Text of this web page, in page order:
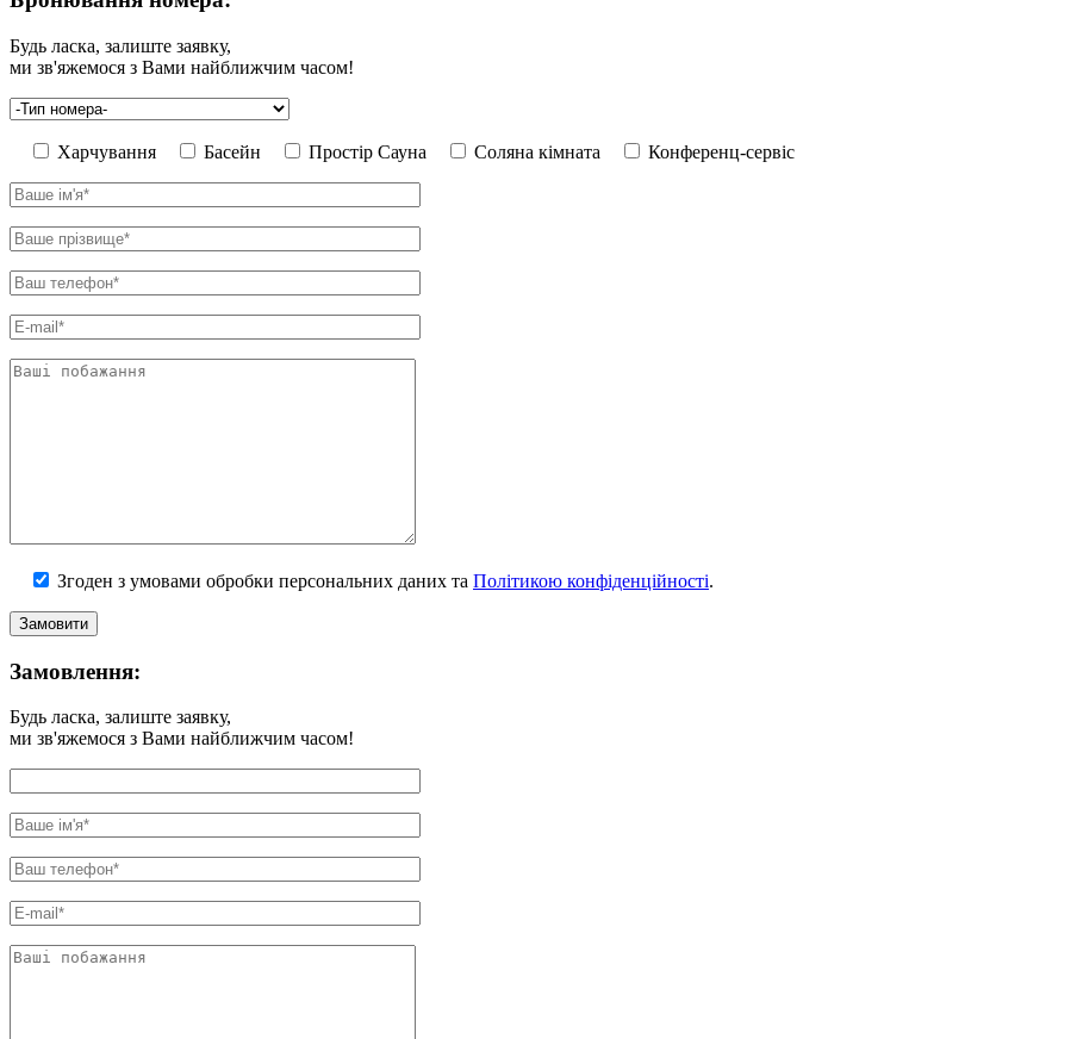
Будь ласка, залиште заявку,
ми зв'яжемося з Вами найближчим часом!
Харчування Басейн Простір Сауна Соляна кімната Конференц-сервіс
Згоден з умовами обробки персональних даних та Політикою конфіденційності.
Замовлення:
Будь ласка, залиште заявку,
ми зв'яжемося з Вами найближчим часом!